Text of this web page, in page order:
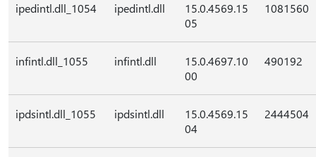
ipedintl.dll_1054 ipedintl.dll
15.0.4569.15
05
1081560
infintl.dll_1055 infintl.dll
15.0.4697.10
00
490192
ipdsintl.dll_1055 ipdsintl.dll
15.0.4569.15
04
2444504